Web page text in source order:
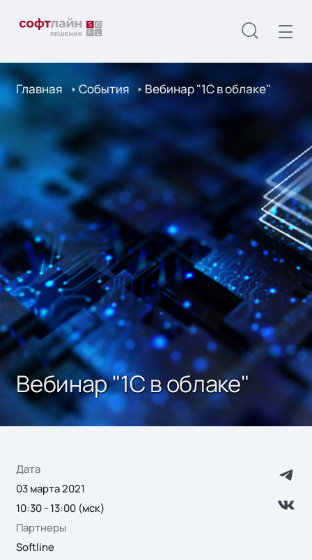
Главная События Вебинар "1С в облаке"
Вебинар "1С в облаке"
Дата
03 марта 2021
10:30 - 13:00 (мск)
Партнеры
Softline